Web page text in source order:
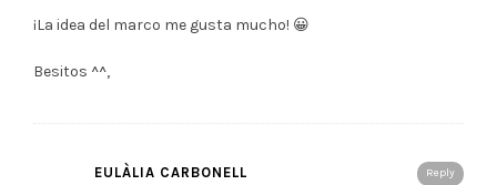
¡La idea del marco me gusta mucho! 😀
Besitos ^^,
Reply
EULÀLIA CARBONELL